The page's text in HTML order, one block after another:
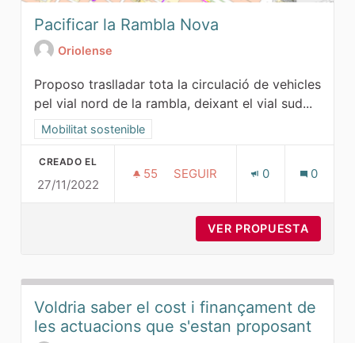
Pacificar la Rambla Nova
Oriolense
Proposo traslladar tota la circulació de vehicles
pel vial nord de la rambla, deixant el vial sud...
Resultados al filtrar por la categoría: Mobilitat sostenible
Mobilitat sostenible
CREADO EL
27/11/2022
55 55 SEGUIDORAS
SEGUIR 0 0
VER PROPUESTA
Voldria saber el cost i finançament de
les actuacions que s'estan proposant